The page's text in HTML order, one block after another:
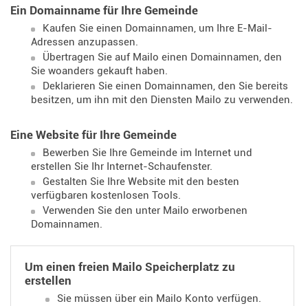
Ein Domainname für Ihre Gemeinde
Kaufen Sie einen Domainnamen, um Ihre E-Mail-
Adressen anzupassen.
Übertragen Sie auf Mailo einen Domainnamen, den
Sie woanders gekauft haben.
Deklarieren Sie einen Domainnamen, den Sie bereits
besitzen, um ihn mit den Diensten Mailo zu verwenden.
Eine Website für Ihre Gemeinde
Bewerben Sie Ihre Gemeinde im Internet und
erstellen Sie Ihr Internet-Schaufenster.
Gestalten Sie Ihre Website mit den besten
verfügbaren kostenlosen Tools.
Verwenden Sie den unter Mailo erworbenen
Domainnamen.
Um einen freien Mailo Speicherplatz zu
erstellen
Sie müssen über ein Mailo Konto verfügen.